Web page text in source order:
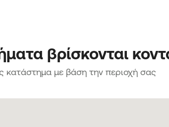
βρίσκονται
κατάστημα με βάση την περιοχή σας